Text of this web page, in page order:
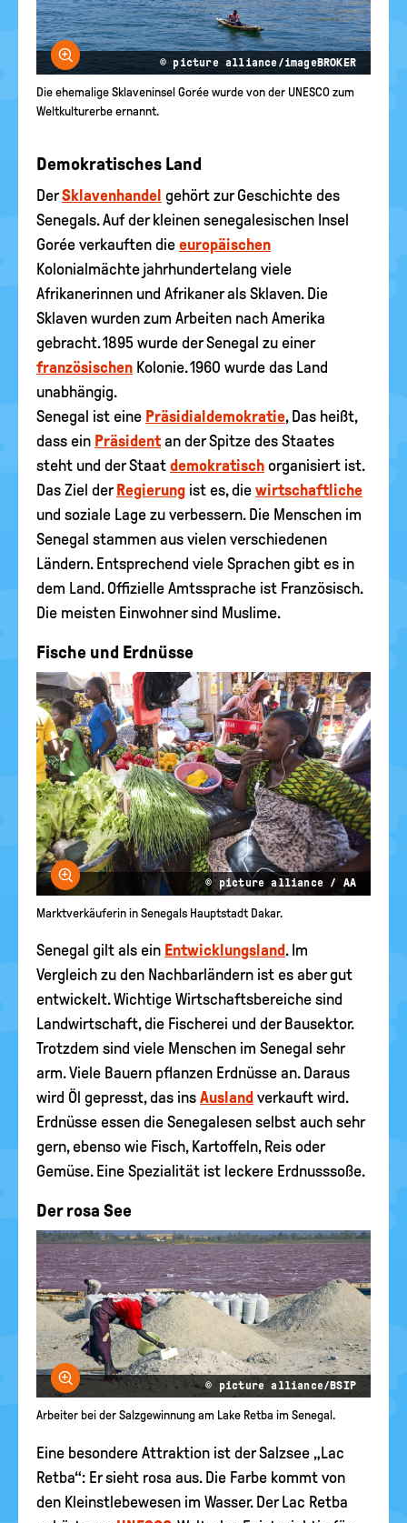
Bild vergrößern
© picture alliance/imageBROKER
Die ehemalige Sklaveninsel Gorée wurde von der UNESCO zum
Weltkulturerbe ernannt.
Demokratisches Land
DerSklavenhandel gehört zur Geschichte des
Senegals. Auf der kleinen senegalesischen Insel
Gorée verkauften die europäischen
Kolonialmächte jahrhundertelang viele
Afrikanerinnen und Afrikaner als Sklaven. Die
Sklaven wurden zum Arbeiten nach Amerika
gebracht. 1895 wurde der Senegal zu einer
französischen Kolonie. 1960 wurde das Land
unabhängig.
Senegal ist eine Präsidialdemokratie, Das heißt,
dass ein Präsidentan der Spitze des Staates
steht und der Staat demokratisch organisiert ist.
Das Ziel der Regierung ist es, die wirtschaftliche
und soziale Lage zu verbessern. Die Menschen im
Senegal stammen aus vielen verschiedenen
Ländern. Entsprechend viele Sprachen gibt es in
dem Land. Offizielle Amtssprache ist Französisch.
Die meisten Einwohner sind Muslime.
Fische und Erdnüsse
Bild vergrößern
© picture alliance / AA
Marktverkäuferin in Senegals Hauptstadt Dakar.
Senegal gilt als ein Entwicklungsland. Im
Vergleich zu den Nachbarländern ist es aber gut
entwickelt. Wichtige Wirtschaftsbereiche sind
Landwirtschaft, die Fischerei und der Bausektor.
Trotzdem sind viele Menschen im Senegal sehr
arm. Viele Bauern pflanzen Erdnüsse an. Daraus
wird Öl gepresst, das ins Ausland verkauft wird.
Erdnüsse essen die Senegalesen selbst auch sehr
gern, ebenso wie Fisch, Kartoffeln, Reis oder
Gemüse. Eine Spezialität ist leckere Erdnusssoße.
Der rosa See
Bild vergrößern
© picture alliance/BSIP
Arbeiter bei der Salzgewinnung am Lake Retba im Senegal.
Eine besondere Attraktion ist der Salzsee „Lac
Retba“: Er sieht rosa aus. Die Farbe kommt von
den Kleinstlebewesen im Wasser. Der Lac Retba